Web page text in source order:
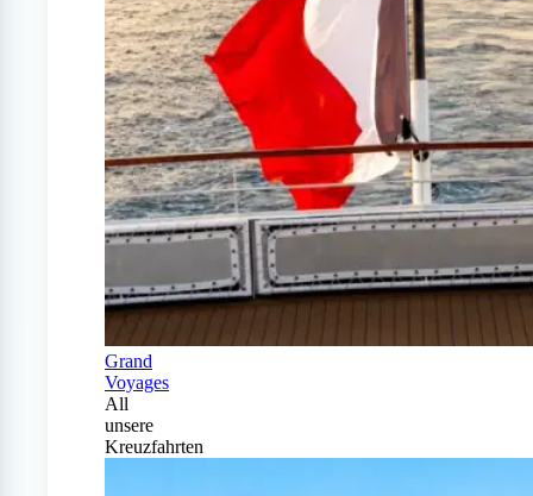
Grand
Voyages
All
unsere
Kreuzfahrten